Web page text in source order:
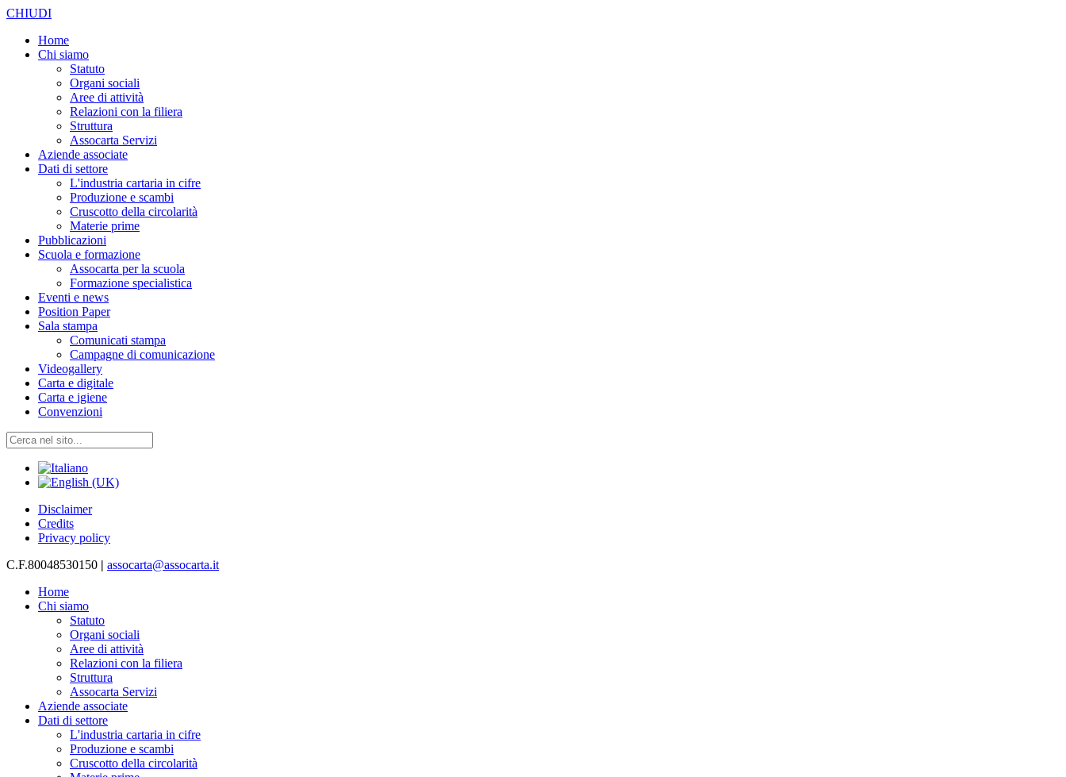
CHIUDI
Home
Chi siamo
Statuto
Organi sociali
Aree di attività
Relazioni con la filiera
Struttura
Assocarta Servizi
Aziende associate
Dati di settore
L'industria cartaria in cifre
Produzione e scambi
Cruscotto della circolarità
Materie prime
Pubblicazioni
Scuola e formazione
Assocarta per la scuola
Formazione specialistica
Eventi e news
Position Paper
Sala stampa
Comunicati stampa
Campagne di comunicazione
Videogallery
Carta e digitale
Carta e igiene
Convenzioni
Disclaimer
Credits
Privacy policy
C.F.80048530150 | assocarta@assocarta.it
Home
Chi siamo
Statuto
Organi sociali
Aree di attività
Relazioni con la filiera
Struttura
Assocarta Servizi
Aziende associate
Dati di settore
L'industria cartaria in cifre
Produzione e scambi
Cruscotto della circolarità